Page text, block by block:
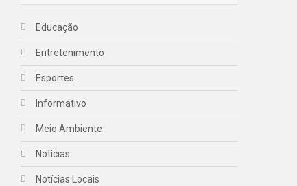
Educação
Entretenimento
Esportes
Informativo
Meio Ambiente
Notícias
Notícias Locais